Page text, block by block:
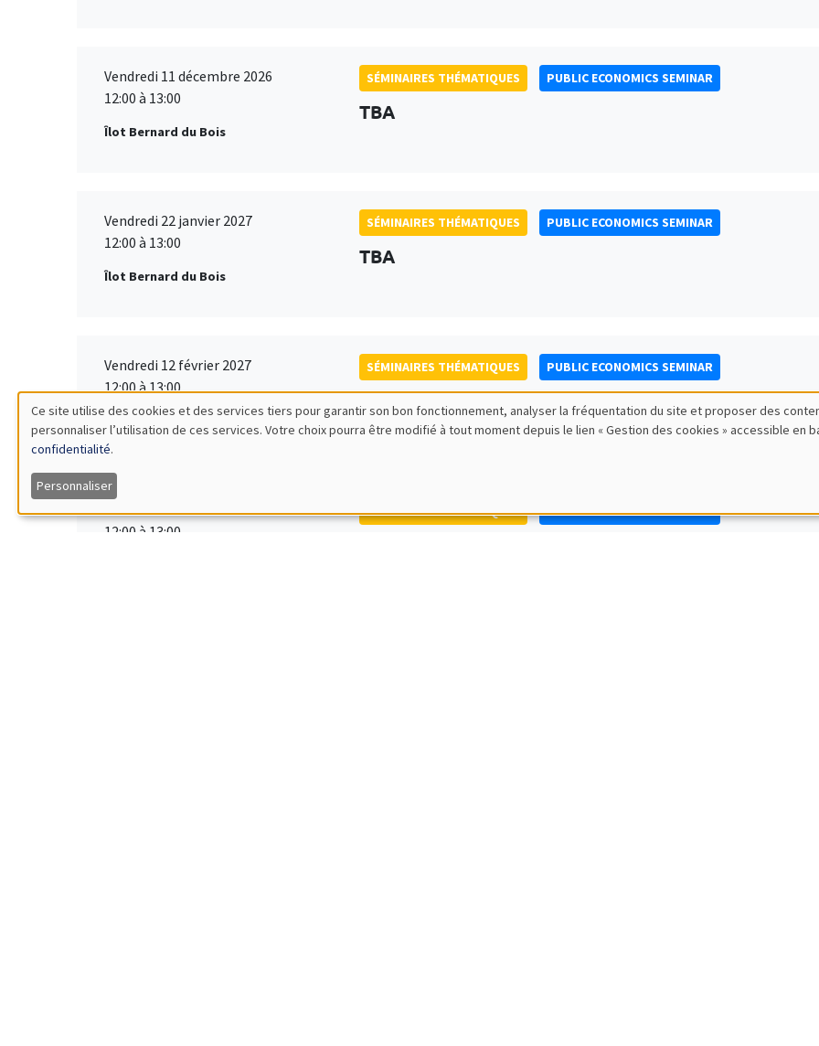
Vendredi 11 décembre 2026
12:00 à 13:00
Îlot Bernard du Bois
SÉMINAIRES THÉMATIQUES PUBLIC ECONOMICS SEMINAR
TBA
Vendredi 22 janvier 2027
12:00 à 13:00
Îlot Bernard du Bois
SÉMINAIRES THÉMATIQUES PUBLIC ECONOMICS SEMINAR
TBA
Vendredi 12 février 2027
12:00 à 13:00
Îlot Bernard du Bois
SÉMINAIRES THÉMATIQUES PUBLIC ECONOMICS SEMINAR
TBA
Vendredi 19 mars 2027
12:00 à 13:00
SÉMINAIRES THÉMATIQUES PUBLIC ECONOMICS SEMINAR
Utilisation
des
données
Ce site utilise des cookies et des services tiers pour garantir son bon fonctionnement, analyser la fréquentation du site et proposer des
personnaliser l’utilisation de ces services. Votre choix pourra être modifié à tout moment depuis le lien « Gestion des cookies » accessible en
confidentialité.
Personnaliser